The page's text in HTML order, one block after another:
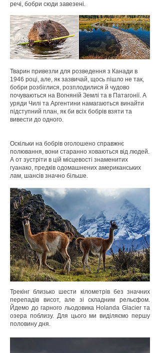
речі, бобри сюди завезені.
Тварин привезли для розведення з Канади в
1946 році, але, як зазвичай, щось пішло не так,
бобри розбіглися, розплодилися й чудово
почуваються на Вогняній Землі та в Патагонії. А
уряди Чилі та Аргентини намагаються винайти
підступний план, як би всіх бобрів взяти та
вивести до одного.
Оскільки на бобрів оголошено справжнє
полювання, вони старанно ховаються від людей.
А от зустріти в цій місцевості знаменитих
гуанако, предків одомашнених американських
лам, шансів значно більше.
Трекінг близько шести кілометрів без значних
перепадів висот, але зі складним рельєфом.
Йдемо до гарного льодовика Holanda Glacier та
озера поблизу. Для цього ми виділяємо першу
половину дня.